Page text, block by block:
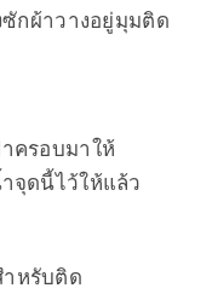
ซักผ้าวางอยู่มุมติด
ครอบมาให้
จุดนี้ไว้ให้แล้ว
ำหรับติด